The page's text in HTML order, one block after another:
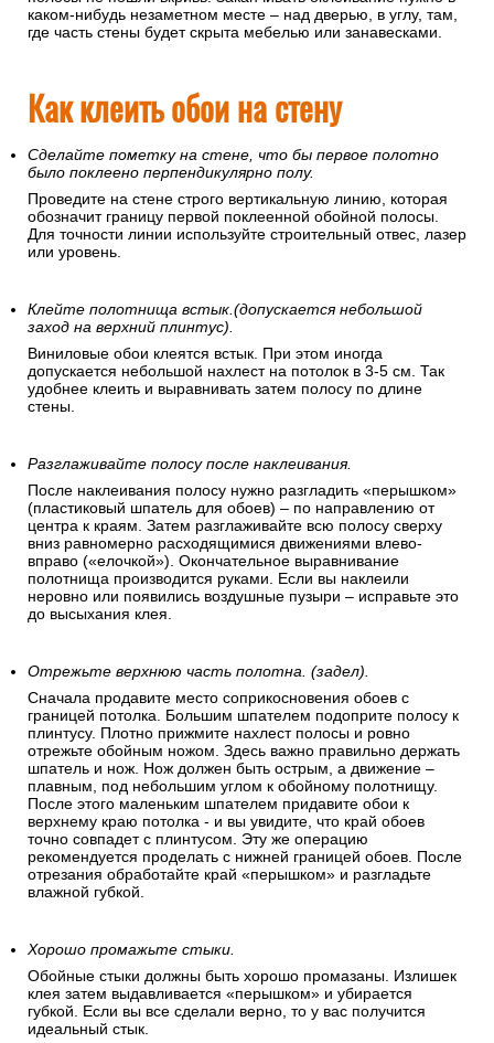
каком-нибудь незаметном месте – над дверью, в углу, там,
где часть стены будет скрыта мебелью или занавесками.
Как клеить обои на стену
Сделайте пометку на стене, что бы первое полотно
было поклеено перпендикулярно полу.
Проведите на стене строго вертикальную линию, которая
обозначит границу первой поклеенной обойной полосы.
Для точности линии используйте строительный отвес, лазер
или уровень.
Клейте полотнища встык.(допускается небольшой
заход на верхний плинтус).
Виниловые обои клеятся встык. При этом иногда
допускается небольшой нахлест на потолок в 3-5 см. Так
удобнее клеить и выравнивать затем полосу по длине
стены.
Разглаживайте полосу после наклеивания.
После наклеивания полосу нужно разгладить «перышком»
(пластиковый шпатель для обоев) – по направлению от
центра к краям. Затем разглаживайте всю полосу сверху
вниз равномерно расходящимися движениями влево-
вправо («елочкой»). Окончательное выравнивание
полотнища производится руками. Если вы наклеили
неровно или появились воздушные пузыри – исправьте это
до высыхания клея.
Отрежьте верхнюю часть полотна. (задел).
Сначала продавите место соприкосновения обоев с
границей потолка. Большим шпателем подоприте полосу к
плинтусу. Плотно прижмите нахлест полосы и ровно
отрежьте обойным ножом. Здесь важно правильно держать
шпатель и нож. Нож должен быть острым, а движение –
плавным, под небольшим углом к обойному полотнищу.
После этого маленьким шпателем придавите обои к
верхнему краю потолка - и вы увидите, что край обоев
точно совпадет с плинтусом. Эту же операцию
рекомендуется проделать с нижней границей обоев. После
отрезания обработайте край «перышком» и разгладьте
влажной губкой.
Хорошо промажьте стыки.
Обойные стыки должны быть хорошо промазаны. Излишек
клея затем выдавливается «перышком» и убирается
губкой. Если вы все сделали верно, то у вас получится
идеальный стык.